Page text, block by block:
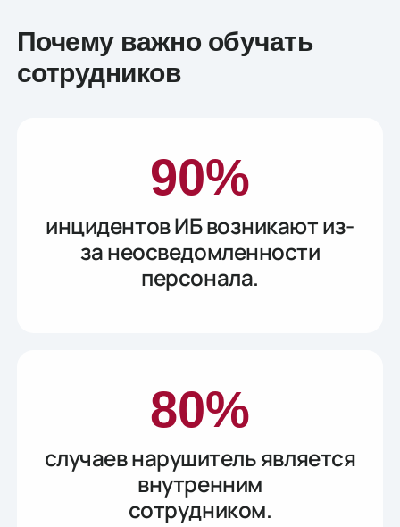
Почему важно обучать
сотрудников
90%
инцидентов ИБ возникают из-
за неосведомленности
персонала.
80%
случаев нарушитель является
внутренним
сотрудником.